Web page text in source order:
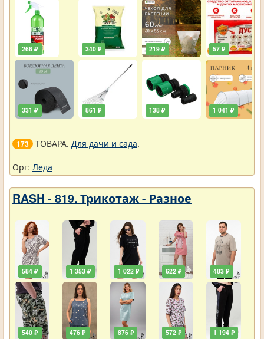
266 ₽
331 ₽
340 ₽
861 ₽
219 ₽
138 ₽
57 ₽
1 041 ₽
173 ТОВАРА. Для дачи и сада.
Орг: Леда
RASH - 819. Трикотаж - Разное
584 ₽
540 ₽
1 353 ₽
476 ₽
1 022 ₽
876 ₽
622 ₽
572 ₽
483 ₽
1 194 ₽